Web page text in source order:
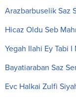
Arazbarbuselik Saz
Hicaz Oldu Seb
Yegah Ilahi Ey Tabi
Bayatiaraban Saz
Evc Halkai Zulfi